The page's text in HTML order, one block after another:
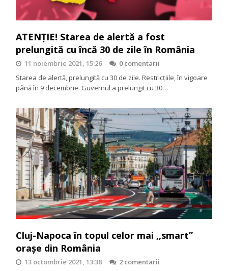
ATENȚIE! Starea de alertă a fost
prelungită cu încă 30 de zile în România
11 noiembrie 2021, 15:26
0 comentarii
Starea de alertă, prelungită cu 30 de zile. Restricțiile, în vigoare
până în 9 decembrie. Guvernul a prelungit cu 30…
Cluj-Napoca în topul celor mai ,,smart”
orașe din România
13 octombrie 2021, 13:38
2 comentarii